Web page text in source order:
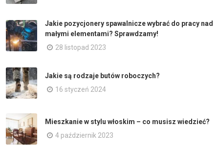
Jakie pozycjonery spawalnicze wybrać do pracy nad
małymi elementami? Sprawdzamy!
28 listopad 2023
Jakie są rodzaje butów roboczych?
16 styczeń 2024
Mieszkanie w stylu włoskim – co musisz wiedzieć?
4 październik 2023